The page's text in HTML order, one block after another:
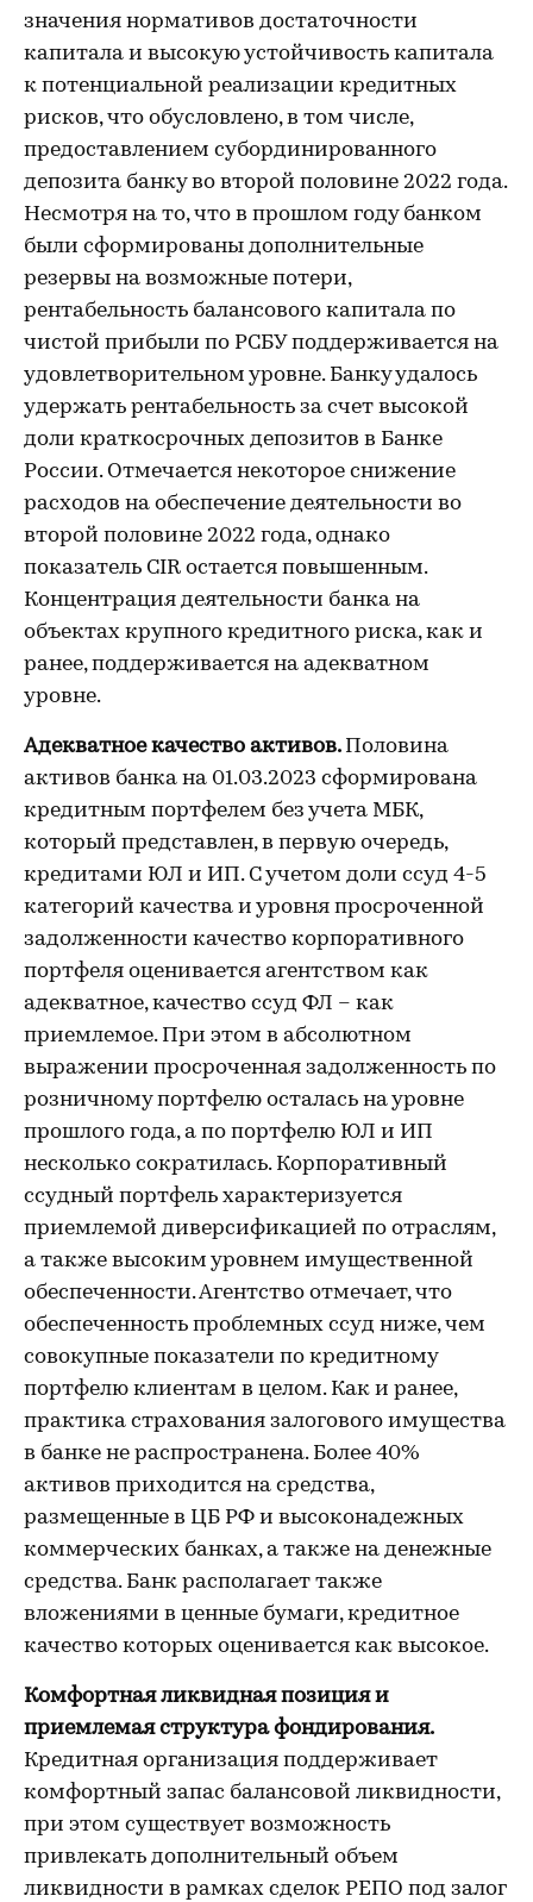
значения нормативов достаточности
капитала и высокую устойчивость капитала
к потенциальной реализации кредитных
рисков, что обусловлено, в том числе,
предоставлением субординированного
депозита банку во второй половине 2022 года.
Несмотря на то, что в прошлом году банком
были сформированы дополнительные
резервы на возможные потери,
рентабельность балансового капитала по
чистой прибыли по РСБУ поддерживается на
удовлетворительном уровне. Банку удалось
удержать рентабельность за счет высокой
доли краткосрочных депозитов в Банке
России. Отмечается некоторое снижение
расходов на обеспечение деятельности во
второй половине 2022 года, однако
показатель CIR остается повышенным.
Концентрация деятельности банка на
объектах крупного кредитного риска, как и
ранее, поддерживается на адекватном
уровне.
Адекватное качество активов. Половина
активов банка на 01.03.2023 сформирована
кредитным портфелем без учета МБК,
который представлен, в первую очередь,
кредитами ЮЛ и ИП. С учетом доли ссуд 4-5
категорий качества и уровня просроченной
задолженности качество корпоративного
портфеля оценивается агентством как
адекватное, качество ссуд ФЛ – как
приемлемое. При этом в абсолютном
выражении просроченная задолженность по
розничному портфелю осталась на уровне
прошлого года, а по портфелю ЮЛ и ИП
несколько сократилась. Корпоративный
ссудный портфель характеризуется
приемлемой диверсификацией по отраслям,
а также высоким уровнем имущественной
обеспеченности. Агентство отмечает, что
обеспеченность проблемных ссуд ниже, чем
совокупные показатели по кредитному
портфелю клиентам в целом. Как и ранее,
практика страхования залогового имущества
в банке не распространена. Более 40%
активов приходится на средства,
размещенные в ЦБ РФ и высоконадежных
коммерческих банках, а также на денежные
средства. Банк располагает также
вложениями в ценные бумаги, кредитное
качество которых оценивается как высокое.
Комфортная ликвидная позиция и
приемлемая структура фондирования.
Кредитная организация поддерживает
комфортный запас балансовой ликвидности,
при этом существует возможность
привлекать дополнительный объем
ликвидности в рамках сделок РЕПО под залог